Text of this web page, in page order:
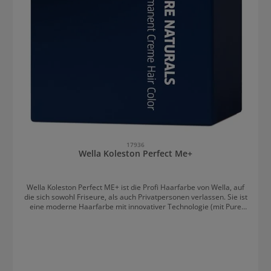
17936
Wella Koleston Perfect Me+
Wella Koleston Perfect ME+ ist die Profi Haarfarbe von Wella, auf
die sich sowohl Friseure, als auch Privatpersonen verlassen. Sie ist
eine moderne Haarfarbe mit innovativer Technologie (mit Pure